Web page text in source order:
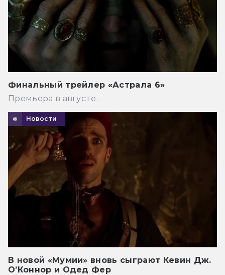
Финальный трейлер «Астрала 6»
Премьера в августе.
Новости
В новой «Мумии» вновь сыграют Кевин Дж.
О’Коннор и Одед Фер